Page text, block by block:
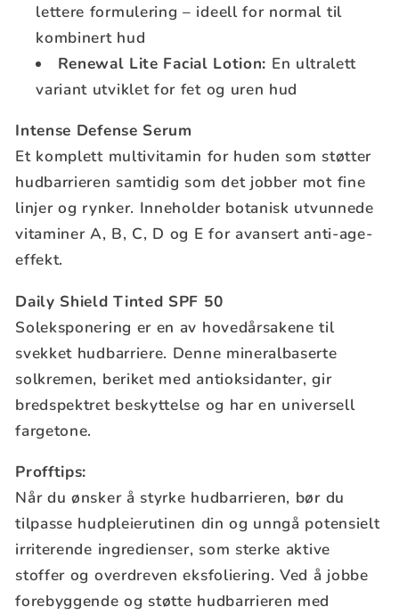
lettere formulering – ideell for normal til
kombinert hud
Renewal Lite Facial Lotion: En ultralett
variant utviklet for fet og uren hud
Intense Defense Serum
Et komplett multivitamin for huden som støtter
hudbarrieren samtidig som det jobber mot fine
linjer og rynker. Inneholder botanisk utvunnede
vitaminer A, B, C, D og E for avansert anti-age-
effekt.
Daily Shield Tinted SPF 50
Soleksponering er en av hovedårsakene til
svekket hudbarriere. Denne mineralbaserte
solkremen, beriket med antioksidanter, gir
bredspektret beskyttelse og har en universell
fargetone.
Profftips:
Når du ønsker å styrke hudbarrieren, bør du
tilpasse hudpleierutinen din og unngå potensielt
irriterende ingredienser, som sterke aktive
stoffer og overdreven eksfoliering. Ved å jobbe
forebyggende og støtte hudbarrieren med